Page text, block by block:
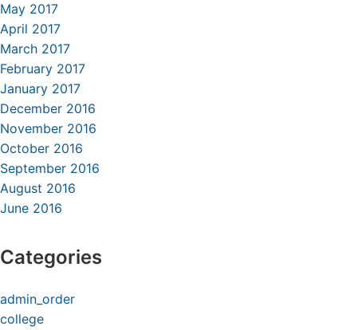
May 2017
April 2017
March 2017
February 2017
January 2017
December 2016
November 2016
October 2016
September 2016
August 2016
June 2016
Categories
admin_order
college